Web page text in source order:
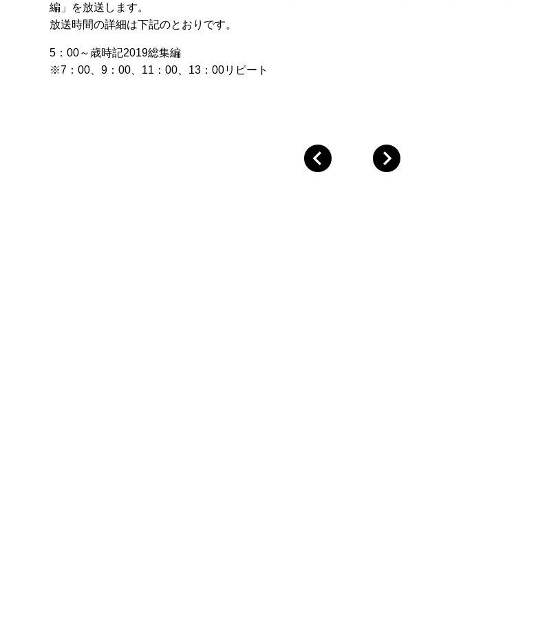
編」を放送します。
放送時間の詳細は下記のとおりです。
5：00～歳時記2019総集編
※7：00、9：00、11：00、13：00リピート